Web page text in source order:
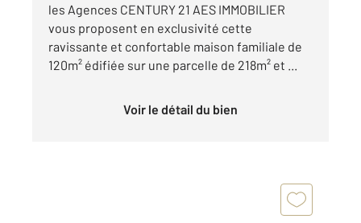
les Agences CENTURY 21 AES IMMOBILIER
vous proposent en exclusivité cette
ravissante et confortable maison familiale de
120m² édifiée sur une parcelle de 218m² et ...
Voir le détail du bien